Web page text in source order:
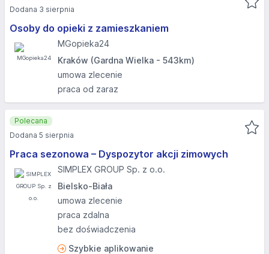
Osoby do opieki z zamieszkaniem
MGopieka24
Kraków (Gardna Wielka - 543km)
umowa zlecenie
praca od zaraz
Dodana 3 sierpnia
Praca sezonowa – Dyspozytor akcji zimowych
SIMPLEX GROUP Sp. z o.o.
Bielsko-Biała
umowa zlecenie
praca zdalna
bez doświadczenia
Szybkie aplikowanie
Polecana
Dodana 5 sierpnia